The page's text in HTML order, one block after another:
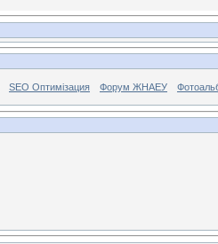
SEO Оптимізация Форум ЖНАЕУ